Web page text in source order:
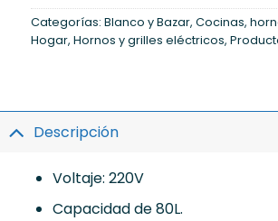
Categorías: Blanco y Bazar, Cocinas,
Hogar, Hornos y grilles eléctricos,
Descripción
Voltaje: 220V
Capacidad de 80L.